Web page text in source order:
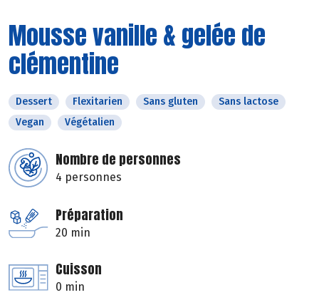
Mousse vanille & gelée de
clémentine
Dessert Flexitarien Sans gluten
Sans lactose
Vegan
Végétalien
Nombre de personnes
4 personnes
Préparation
20 min
Cuisson
0 min